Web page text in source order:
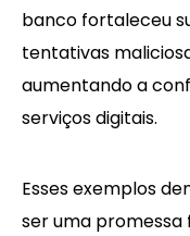
banco fortaleceu
tentativas
aumentando a
serviços digitais.
Esses exemplos
ser uma promessa